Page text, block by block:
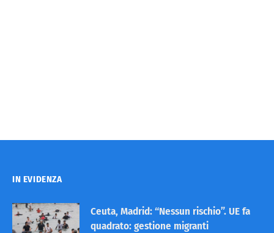
IN EVIDENZA
Ceuta, Madrid: “Nessun rischio”. UE fa
quadrato: gestione migranti